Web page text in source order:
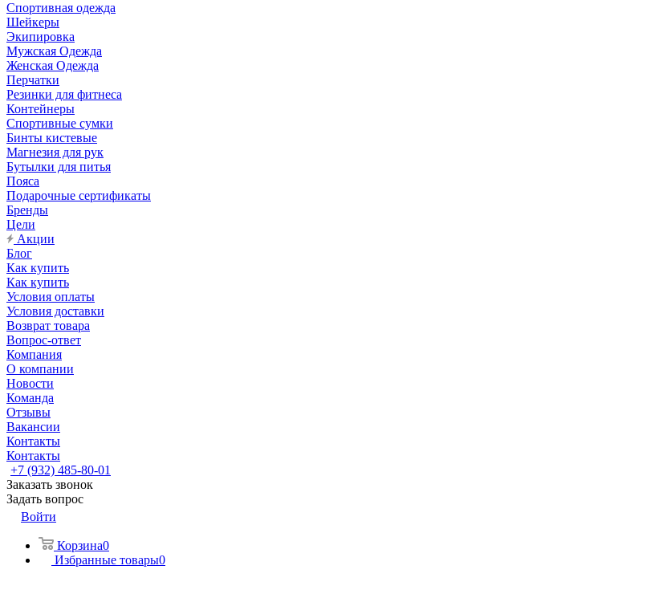
Спортивная одежда
Шейкеры
Экипировка
Мужская Одежда
Женская Одежда
Перчатки
Резинки для фитнеса
Контейнеры
Спортивные сумки
Бинты кистевые
Магнезия для рук
Бутылки для питья
Пояса
Подарочные сертификаты
Бренды
Цели
Акции
Блог
Как купить
Как купить
Условия оплаты
Условия доставки
Возврат товара
Вопрос-ответ
Компания
О компании
Новости
Команда
Отзывы
Вакансии
Контакты
Контакты
+7 (932) 485-80-01
Заказать звонок
Задать вопрос
Войти
Корзина0
Избранные товары0